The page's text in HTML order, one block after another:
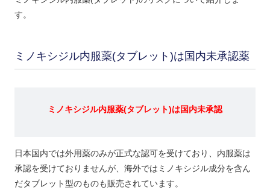
す。
ミノキシジル内服薬(タブレット)は国内未承認薬
ミノキシジル内服薬(タブレット)は国内未承認
日本国内では外用薬のみが正式な認可を受けており、内服薬は
承認を受けておりませんが、海外ではミノキシジル成分を含ん
だタブレット型のものも販売されています。